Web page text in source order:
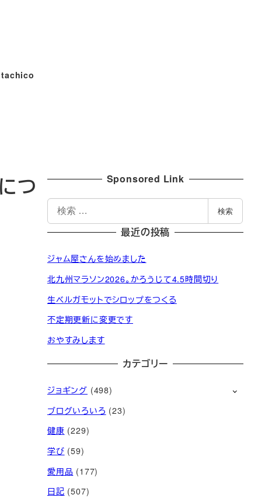
つ
Sponsored Link
索
検索
最近の投稿
ジャム屋さんを始めました
北九州マラソン2026。かろうじて4.5時間切り
生ベルガモットでシロップをつくる
不定期更新に変更です
おやすみします
カテゴリー
ジョギング (498)
ブログいろいろ (23)
健康 (229)
学び (59)
愛用品 (177)
日記 (507)